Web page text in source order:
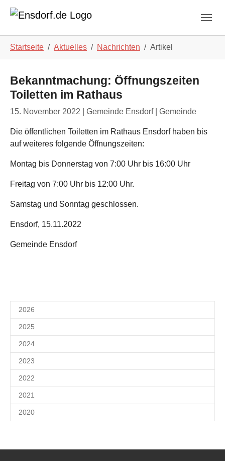
Startseite Aktuelles Nachrichten Artikel
Bekanntmachung: Öffnungszeiten
Toiletten im Rathaus
15. November 2022 | Gemeinde Ensdorf | Gemeinde
Die öffentlichen Toiletten im Rathaus Ensdorf haben bis
auf weiteres folgende Öffnungszeiten:
Montag bis Donnerstag von 7:00 Uhr bis 16:00 Uhr
Freitag von 7:00 Uhr bis 12:00 Uhr.
Samstag und Sonntag geschlossen.
Ensdorf, 15.11.2022
Gemeinde Ensdorf
2026
2025
2024
2023
2022
2021
2020